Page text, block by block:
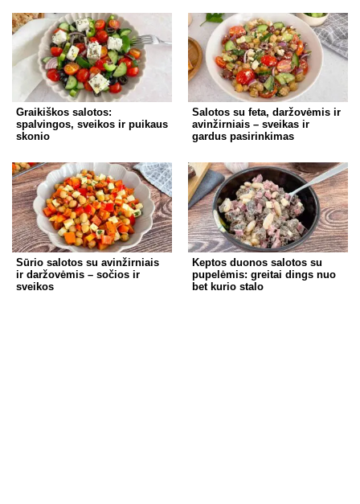
Graikiškos salotos:
spalvingos, sveikos ir puikaus
skonio
Salotos su feta, daržovėmis ir
avinžirniais – sveikas ir
gardus pasirinkimas
Sūrio salotos su avinžirniais
ir daržovėmis – sočios ir
sveikos
Keptos duonos salotos su
pupelėmis: greitai dings nuo
bet kurio stalo